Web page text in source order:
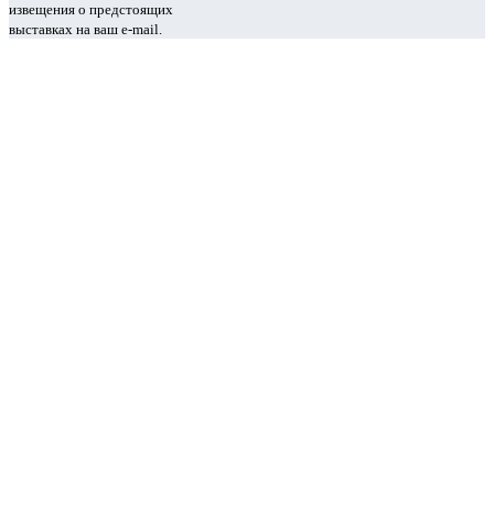
извещения о предстоящих
выставках на ваш e-mail.